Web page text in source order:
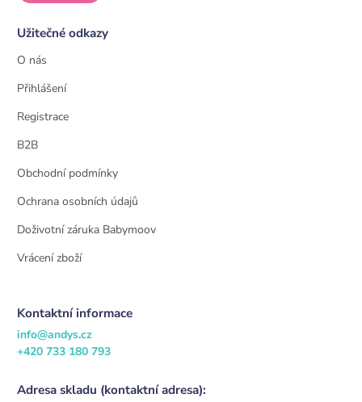
Užitečné odkazy
O nás
Přihlášení
Registrace
B2B
Obchodní podmínky
Ochrana osobních údajů
Doživotní záruka Babymoov
Vrácení zboží
Kontaktní informace
info@andys.cz
+420 733 180 793
Adresa skladu (kontaktní adresa):